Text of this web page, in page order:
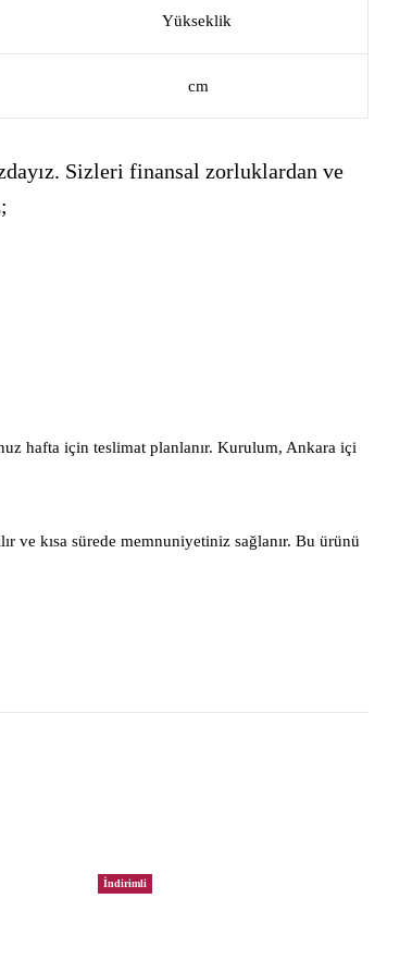
Yükseklik
cm
Sizleri finansal zorluklardan ve
hafta için teslimat planlanır. Kurulum, Ankara içi
ve kısa sürede memnuniyetiniz sağlanır. Bu ürünü
İndirimli